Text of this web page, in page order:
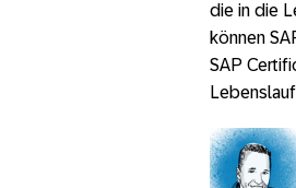
die in die
können
SAP